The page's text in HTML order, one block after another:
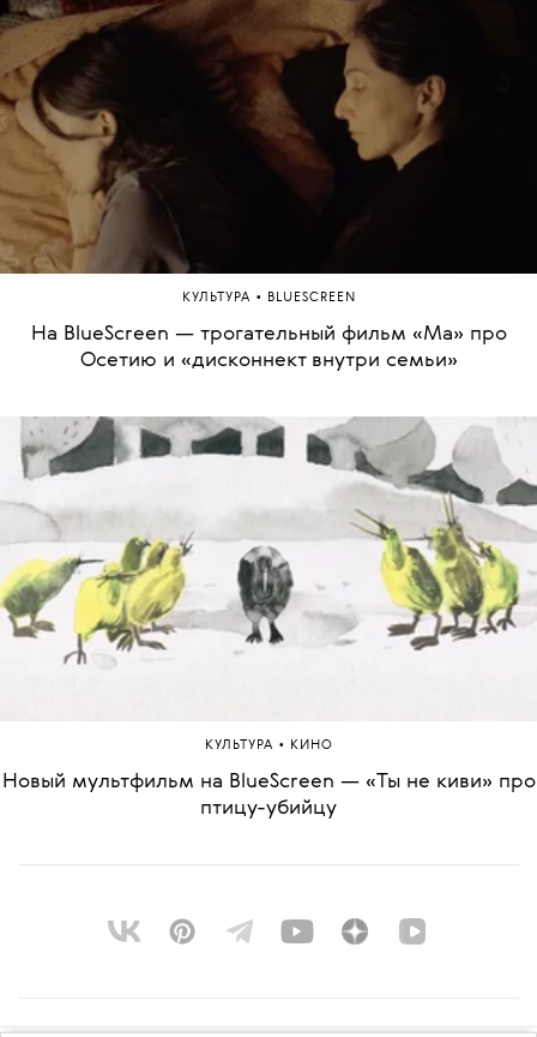
КУЛЬТУРА • BLUESCREEN
На BlueScreen — трогательный фильм «Ма» про
Осетию и «дисконнект внутри семьи»
КУЛЬТУРА • КИНО
Новый мультфильм на BlueScreen — «Ты не киви» про
птицу-убийцу